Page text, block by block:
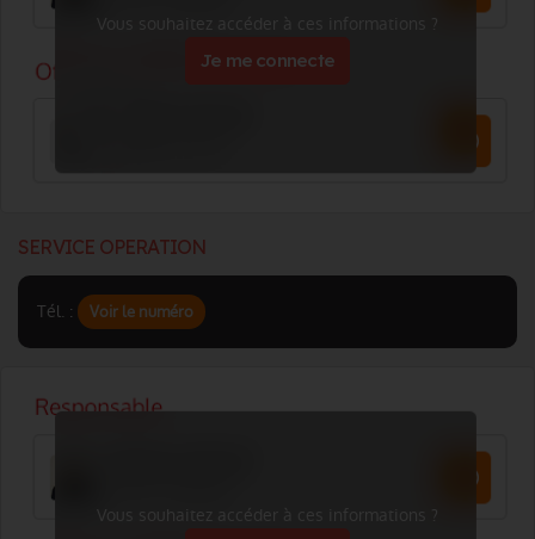
Vous souhaitez accéder à ces informations ?
Je me connecte
SERVICE OPERATION
Tél. : Voir le numéro
Vous souhaitez accéder à ces informations ?